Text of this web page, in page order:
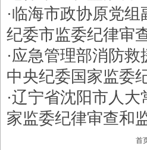
·临海市政协原党
纪委市监委纪律审
·应急管理部消防
中央纪委国家监委
·辽宁省沈阳市人大
家监委纪律审查和
首